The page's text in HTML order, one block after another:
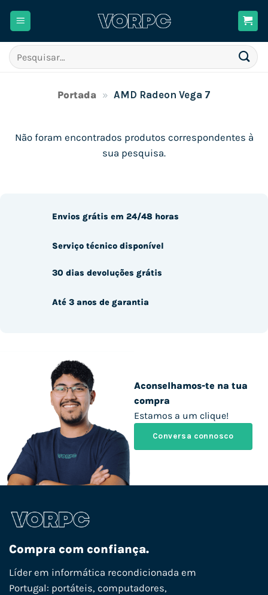
Pesquisar
por:
Portada » AMD Radeon Vega 7
Não foram encontrados produtos correspondentes à
sua pesquisa.
Aconselhamos-te na tua
compra
Estamos a um clique!
Conversa connosco
Envios grátis em 24/48 horas
Serviço técnico disponível
30 dias devoluções grátis
Até 3 anos de garantia
Compra com confiança.
Líder em informática recondicionada em
Portugal: portáteis, computadores,